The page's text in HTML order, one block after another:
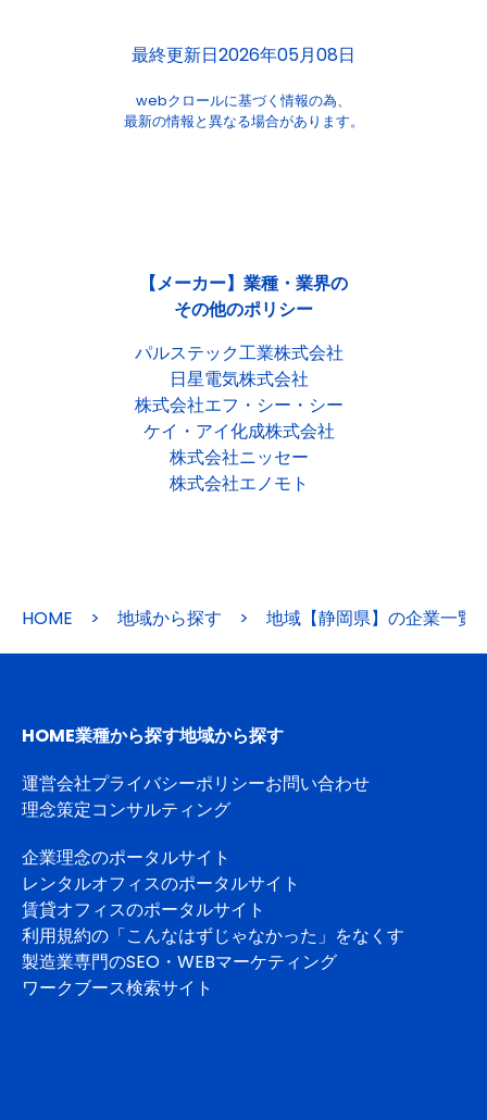
最終更新日2026年05月08日
webクロールに基づく情報の為、
最新の情報と異なる場合があります。
【メーカー】業種・業界の
その他のポリシー
パルステック工業株式会社
日星電気株式会社
株式会社エフ・シー・シー
ケイ・アイ化成株式会社
株式会社ニッセー
株式会社エノモト
HOME > 地域から探す > 地域【静岡県】の企業一覧
HOME業種から探す地域から探す
運営会社プライバシーポリシーお問い合わせ
理念策定コンサルティング
企業理念のポータルサイト
レンタルオフィスのポータルサイト
賃貸オフィスのポータルサイト
利用規約の「こんなはずじゃなかった」をなくす
製造業専門のSEO・WEBマーケティング
ワークブース検索サイト